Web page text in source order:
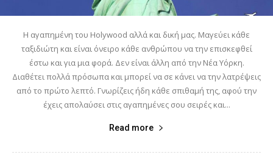
Η αγαπημένη του Holywood αλλά και δική μας. Μαγεύει κάθε
ταξιδιώτη και είναι όνειρο κάθε ανθρώπου να την επισκεφθεί
έστω και για μια φορά. Δεν είναι άλλη από την Νέα Υόρκη.
Διαθέτει πολλά πρόσωπα και μπορεί να σε κάνει να την λατρέψεις
από το πρώτο λεπτό. Γνωρίζεις ήδη κάθε σπιθαμή της, αφού την
έχεις απολαύσει στις αγαπημένες σου σειρές και...
Read more